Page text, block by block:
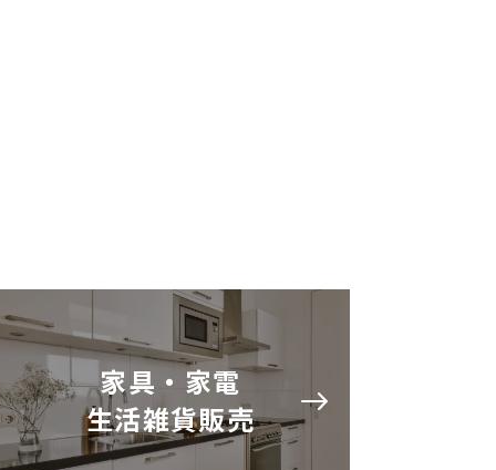
家具・家電
生活雑貨販売